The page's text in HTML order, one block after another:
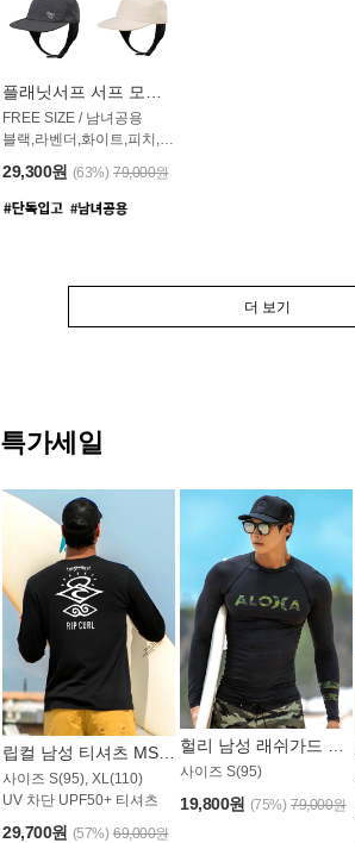
플래닛서프 서프 모자 UAC007PS
FREE SIZE / 남녀공용
블랙,라벤더,화이트,피치,그레이,오트밀 6컬러
29,300원 (63%) 79,000원
더 보기
특가세일
사이즈 S(95), XL(110)
UV 차단 UPF50+ 티셔츠
29,700원 (57%) 69,000원
사이즈 S(95)
19,800원 (75%) 79,000원